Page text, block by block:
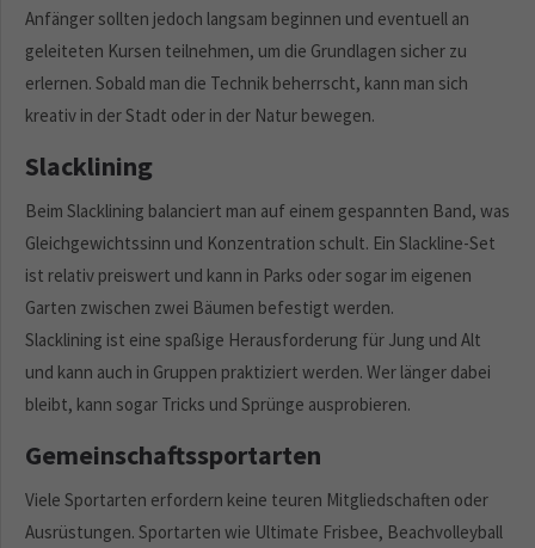
Anfänger sollten jedoch langsam beginnen und eventuell an
geleiteten Kursen teilnehmen, um die Grundlagen sicher zu
erlernen. Sobald man die Technik beherrscht, kann man sich
kreativ in der Stadt oder in der Natur bewegen.
Slacklining
Beim Slacklining balanciert man auf einem gespannten Band, was
Gleichgewichtssinn und Konzentration schult. Ein Slackline-Set
ist relativ preiswert und kann in Parks oder sogar im eigenen
Garten zwischen zwei Bäumen befestigt werden.
Slacklining ist eine spaßige Herausforderung für Jung und Alt
und kann auch in Gruppen praktiziert werden. Wer länger dabei
bleibt, kann sogar Tricks und Sprünge ausprobieren.
Gemeinschaftssportarten
Viele Sportarten erfordern keine teuren Mitgliedschaften oder
Ausrüstungen. Sportarten wie Ultimate Frisbee, Beachvolleyball